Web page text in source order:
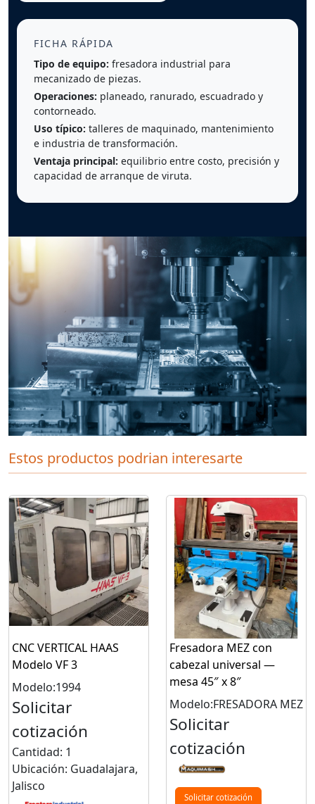
FICHA RÁPIDA
Tipo de equipo: fresadora industrial para
mecanizado de piezas.
Operaciones: planeado, ranurado, escuadrado y
contorneado.
Uso típico: talleres de maquinado, mantenimiento
e industria de transformación.
Ventaja principal: equilibrio entre costo, precisión y
capacidad de arranque de viruta.
Estos productos podrian interesarte
CNC VERTICAL HAAS
Modelo VF 3
Modelo:1994
Solicitar
cotización
Cantidad: 1
Ubicación: Guadalajara,
Jalisco
Fresadora MEZ con
cabezal universal —
mesa 45″ x 8″
Modelo:FRESADORA MEZ
Solicitar
cotización
Solicitar cotización